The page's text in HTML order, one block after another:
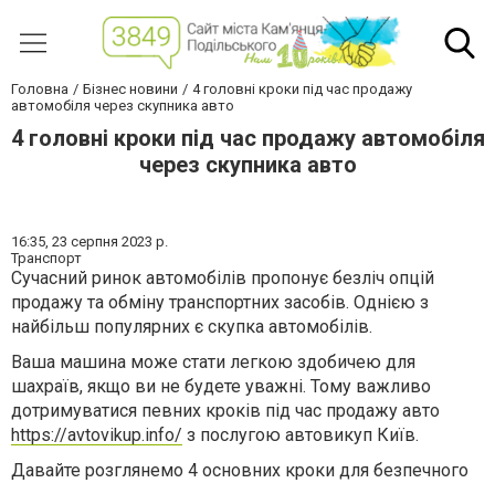
Головна Бізнес новини
4 головні кроки під час продажу
автомобіля через скупника авто
4 головні кроки під час продажу автомобіля
через скупника авто
16:35, 23 серпня 2023 р.
Транспорт
Сучасний ринок автомобілів пропонує безліч опцій
продажу та обміну транспортних засобів. Однією з
найбільш популярних є скупка автомобілів.
Ваша машина може стати легкою здобичею для
шахраїв, якщо ви не будете уважні. Тому важливо
дотримуватися певних кроків під час продажу авто
https://avtovikup.info/ з послугою автовикуп Київ.
Давайте розглянемо 4 основних кроки для безпечного